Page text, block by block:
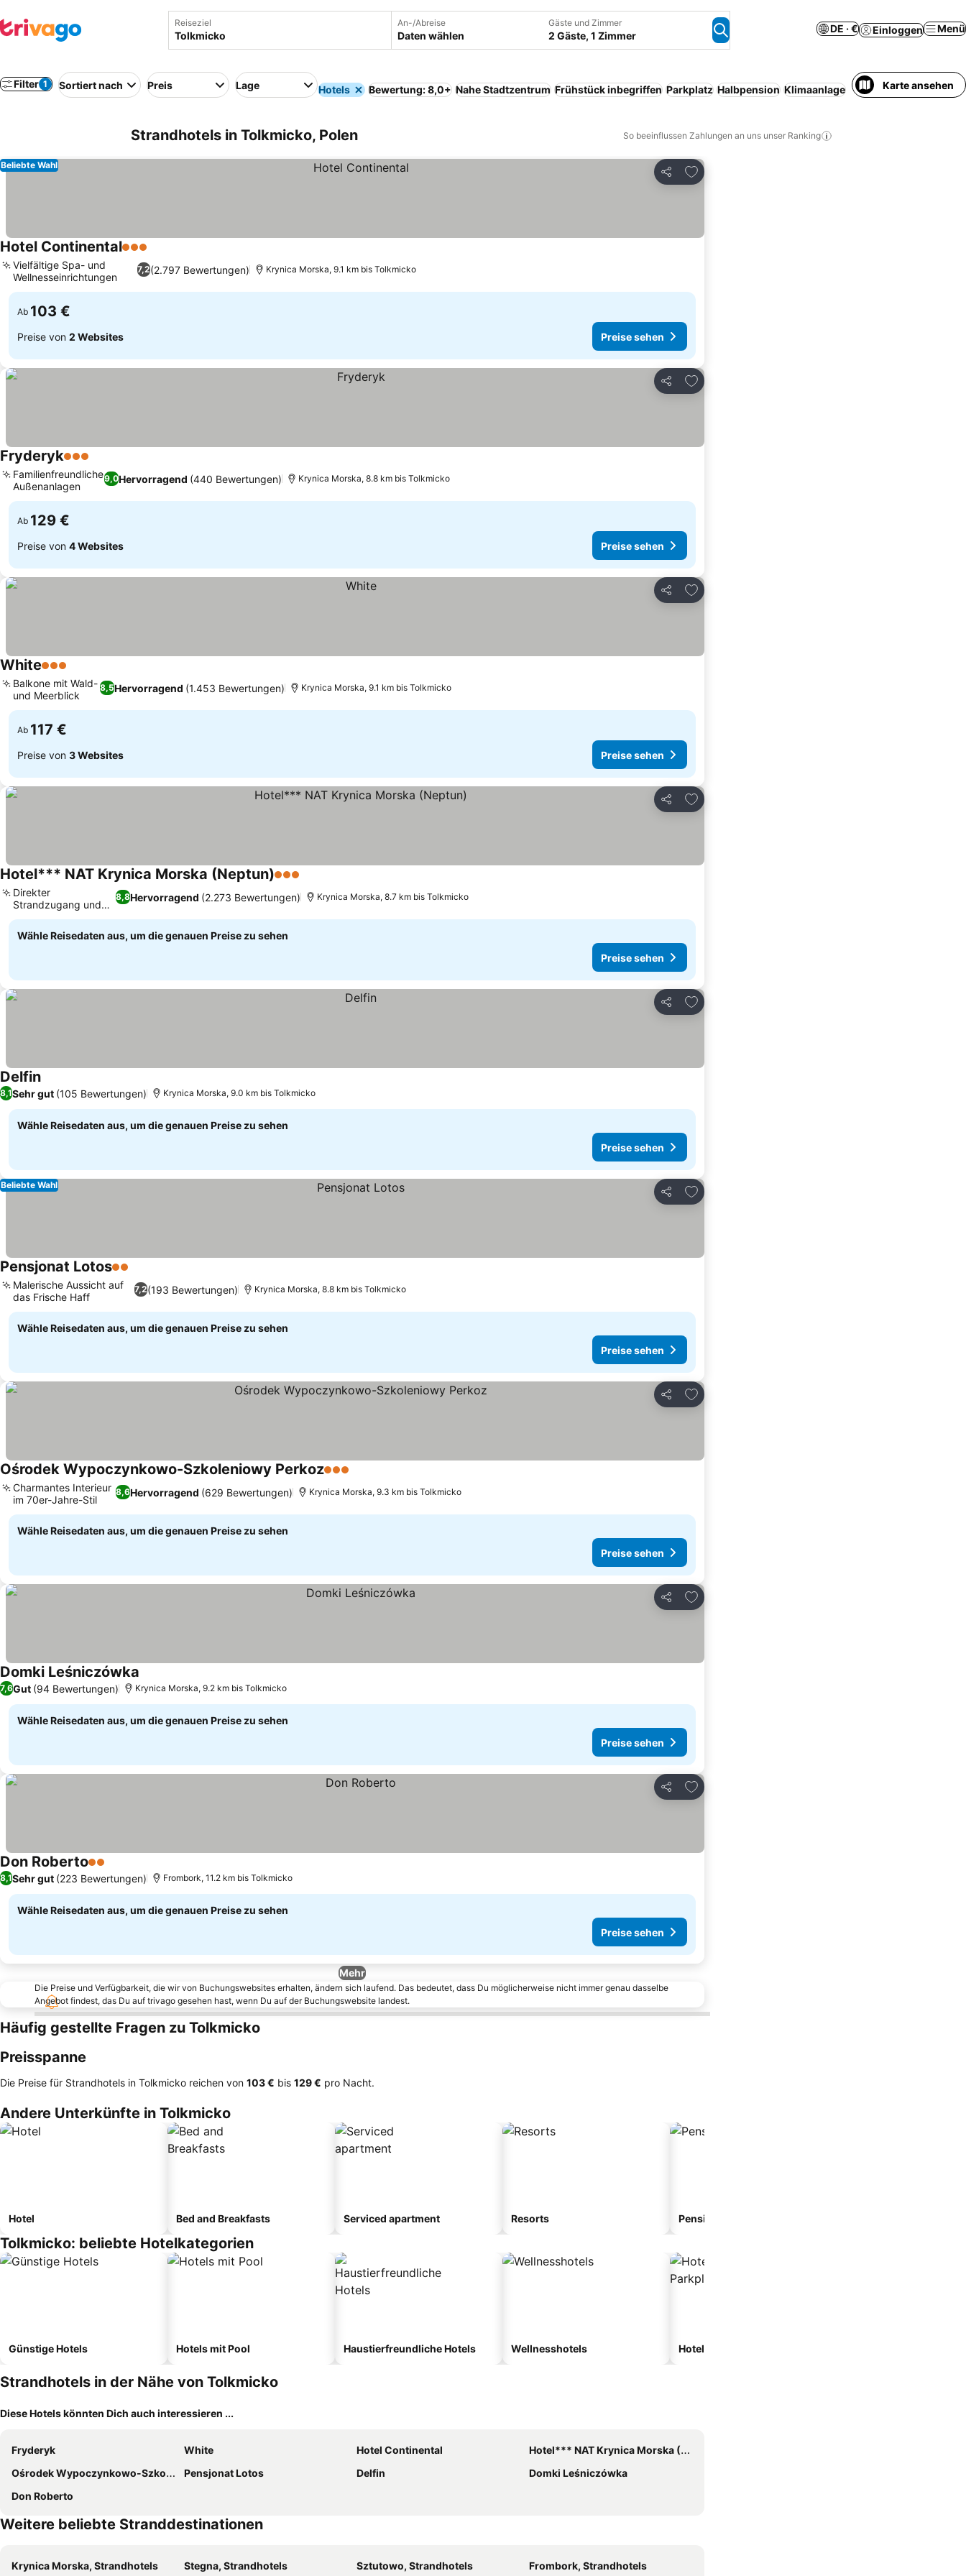
Reiseziel An-/Abreise
Daten wählen
Gäste und Zimmer
2 Gäste, 1 Zimmer
DE · € Einloggen Menü
Filter 1 Sortiert nach Preis Lage Hotels Bewertung: 8,0+ Nahe Stadtzentrum Frühstück inbegriffen Parkplatz Halbpension Klimaanlage Karte ansehen
Strandhotels in Tolkmicko, Polen So beeinflussen Zahlungen an uns unser Ranking
Teilen
Zu Favoriten hinzufügen
Beliebte Wahl
Hotel Continental3 Sterne
7,2(2.797 Bewertungen)
Vielfältige Spa- und
Wellnesseinrichtungen
Krynica Morska, 9.1 km bis Tolkmicko
Ab 103 €
Preise von 2 Websites Preise sehen
Teilen
Zu Favoriten hinzufügen
Fryderyk3 Sterne
9,0Hervorragend (440 Bewertungen)
Familienfreundliche
Außenanlagen
Krynica Morska, 8.8 km bis Tolkmicko
Ab 129 €
Preise von 4 Websites Preise sehen
Teilen
Zu Favoriten hinzufügen
White3 Sterne
8,5Hervorragend (1.453 Bewertungen)
Balkone mit Wald-
und Meerblick
Krynica Morska, 9.1 km bis Tolkmicko
Ab 117 €
Preise von 3 Websites Preise sehen
Teilen
Zu Favoriten hinzufügen
Hotel*** NAT Krynica Morska (Neptun)3 Sterne
8,8Hervorragend (2.273 Bewertungen)
Direkter
Strandzugang und
Ausstattung
Krynica Morska, 8.7 km bis Tolkmicko
Wähle Reisedaten aus, um die genauen Preise zu sehen
Preise sehen
Teilen
Zu Favoriten hinzufügen
Delfin
8,1Sehr gut (105 Bewertungen) Krynica Morska, 9.0 km bis Tolkmicko
Wähle Reisedaten aus, um die genauen Preise zu sehen
Preise sehen
Teilen
Zu Favoriten hinzufügen
Beliebte Wahl
Pensjonat Lotos2 Sterne
7,2(193 Bewertungen)
Malerische Aussicht auf
das Frische Haff
Krynica Morska, 8.8 km bis Tolkmicko
Wähle Reisedaten aus, um die genauen Preise zu sehen
Preise sehen
Teilen
Zu Favoriten hinzufügen
Ośrodek Wypoczynkowo-Szkoleniowy Perkoz3 Sterne
8,6Hervorragend (629 Bewertungen)
Charmantes Interieur
im 70er-Jahre-Stil
Krynica Morska, 9.3 km bis Tolkmicko
Wähle Reisedaten aus, um die genauen Preise zu sehen
Preise sehen
Teilen
Zu Favoriten hinzufügen
Domki Leśniczówka
7,6Gut (94 Bewertungen) Krynica Morska, 9.2 km bis Tolkmicko
Wähle Reisedaten aus, um die genauen Preise zu sehen
Preise sehen
Teilen
Zu Favoriten hinzufügen
Don Roberto2 Sterne
8,1Sehr gut (223 Bewertungen) Frombork, 11.2 km bis Tolkmicko
Wähle Reisedaten aus, um die genauen Preise zu sehen
Preise sehen
Mehr
Die Preise und Verfügbarkeit, die wir von Buchungswebsites erhalten, ändern sich laufend. Das bedeutet, dass Du möglicherweise nicht immer genau dasselbe
Angebot findest, das Du auf trivago gesehen hast, wenn Du auf der Buchungswebsite landest.
Häufig gestellte Fragen zu Tolkmicko
Preisspanne
Die Preise für Strandhotels in Tolkmicko reichen von ‎103 € bis ‎129 € pro Nacht.
Andere Unterkünfte in Tolkmicko
Hotel Bed and Breakfasts Serviced apartment Resorts Pension
Tolkmicko: beliebte Hotelkategorien
Günstige Hotels Hotels mit Pool Haustierfreundliche Hotels Wellnesshotels Hotels mit Parkplatz
Strandhotels in der Nähe von Tolkmicko
Diese Hotels könnten Dich auch interessieren ...
Fryderyk White Hotel Continental
Hotel*** NAT Krynica Morska (Neptun)
Ośrodek Wypoczynkowo-Szkoleniowy Perkoz
Pensjonat Lotos Delfin
Domki Leśniczówka
Don Roberto
Weitere beliebte Stranddestinationen
Krynica Morska, Strandhotels Stegna, Strandhotels Sztutowo, Strandhotels Frombork, Strandhotels